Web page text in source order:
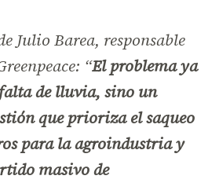
Julio Barea, responsable
“El problema ya
de lluvia, sino un
queprioriza el saqueo
para la agroindustria y
masivo de